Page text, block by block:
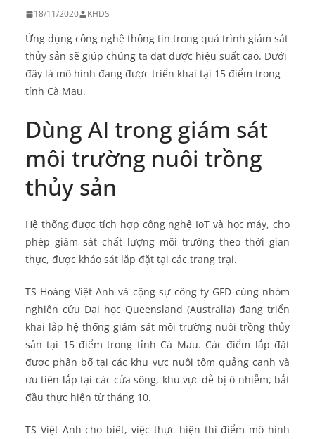
18/11/2020 KHDS
Ứng dụng công nghệ thông tin trong quá trình giám sát
thủy sản sẽ giúp chúng ta đạt được hiệu suất cao. Dưới
đây là mô hình đang được triển khai tại 15 điểm trong
tỉnh Cà Mau.
Dùng AI trong giám sát
môi trường nuôi trồng
thủy sản
Hệ thống được tích hợp công nghệ IoT và học máy, cho
phép giám sát chất lượng môi trường theo thời gian
thực, được khảo sát lắp đặt tại các trang trại.
TS Hoàng Việt Anh và cộng sự công ty GFD cùng nhóm
nghiên cứu Đại học Queensland (Australia) đang triển
khai lắp hệ thống giám sát môi trường nuôi trồng thủy
sản tại 15 điểm trong tỉnh Cà Mau. Các điểm lắp đặt
được phân bố tại các khu vực nuôi tôm quảng canh và
ưu tiên lắp tại các cửa sông, khu vực dễ bị ô nhiễm, bắt
đầu thực hiện từ tháng 10.
TS Việt Anh cho biết, việc thực hiện thí điểm mô hình